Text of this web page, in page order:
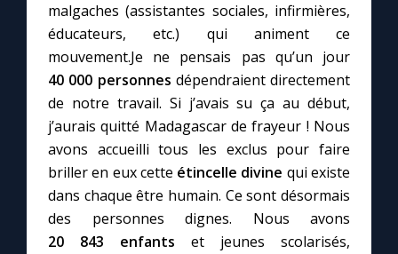
malgaches (assistantes sociales, infirmières,
éducateurs, etc.) qui animent ce
mouvement.Je ne pensais pas qu’un jour
40 000 personnes dépendraient directement
de notre travail. Si j’avais su ça au début,
j’aurais quitté Madagascar de frayeur ! Nous
avons accueilli tous les exclus pour faire
briller en eux cette étincelle divine qui existe
dans chaque être humain. Ce sont désormais
des personnes dignes. Nous avons
20 843 enfants et jeunes scolarisés,